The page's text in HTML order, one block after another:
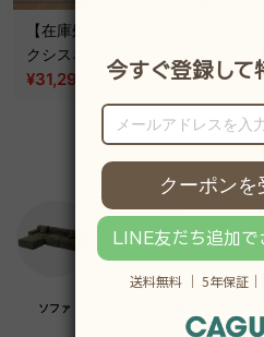
【在庫処分セール】AXISU ア
クシスネオスマートオフィス
チェア
¥31,290 税込~ ¥39,190
ソファ